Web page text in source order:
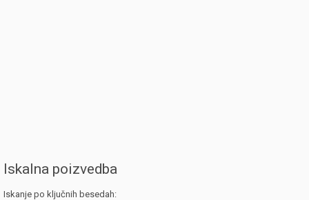
Iskalna poizvedba
Iskanje po ključnih besedah: